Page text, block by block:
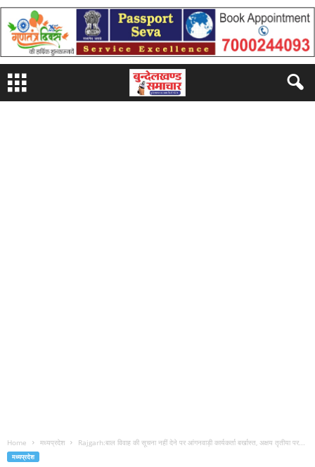
Home मध्यप्रदेश Rajgarh:बाल विवाह की सूचना नहीं देने पर आंगनवाड़ी कार्यकर्ता बर्खास्त, अक्षय तृतीया पर...
मध्यप्रदेश